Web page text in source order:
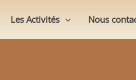
Les Activités Nous